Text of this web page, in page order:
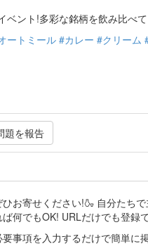
ベント!多彩な銘柄を飲み比べ
ートミール #カレー #クリーム
題を報告
お寄せください!🍶 自分たち
何でもOK! URLだけでも登録
事項を入力するだけで簡単